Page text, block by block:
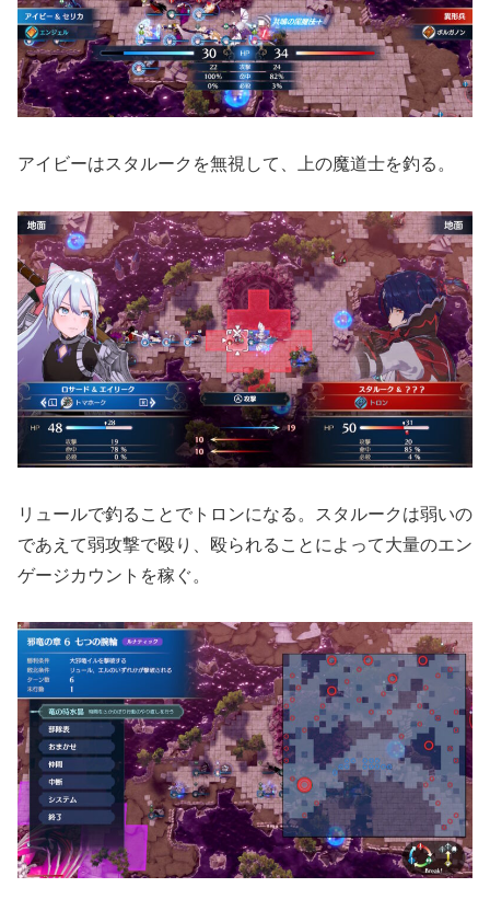
アイビーはスタルークを無視して、上の魔道士を釣る。
リュールで釣ることでトロンになる。スタルークは弱いの
であえて弱攻撃で殴り、殴られることによって大量のエン
ゲージカウントを稼ぐ。